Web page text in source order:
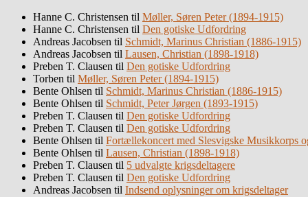
Hanne C. Christensen til Møller, Søren Peter (1894-1915)
Hanne C. Christensen til Den gotiske Udfordring
Andreas Jacobsen til Schmidt, Marinus Christian (1886-1915)
Andreas Jacobsen til Lausen, Christian (1898-1918)
Preben T. Clausen til Den gotiske Udfordring
Torben til Møller, Søren Peter (1894-1915)
Bente Ohlsen til Schmidt, Marinus Christian (1886-1915)
Bente Ohlsen til Schmidt, Peter Jørgen (1893-1915)
Preben T. Clausen til Den gotiske Udfordring
Preben T. Clausen til Den gotiske Udfordring
Bente Ohlsen til Fortællekoncert med Slesvigske Musikkorps
Bente Ohlsen til Lausen, Christian (1898-1918)
Preben T. Clausen til 5 udvalgte krigsdeltagere
Preben T. Clausen til Den gotiske Udfordring
Andreas Jacobsen til Indsend oplysninger om krigsdeltager